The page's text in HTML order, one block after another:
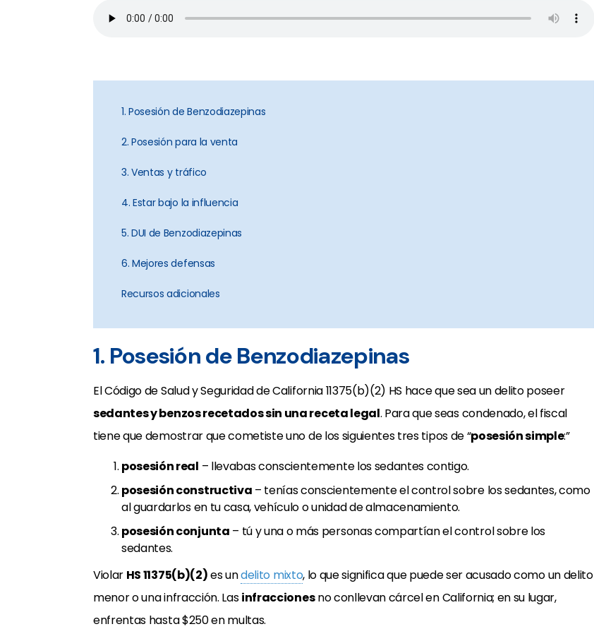
1. Posesión de Benzodiazepinas
2. Posesión para la venta
3. Ventas y tráfico
4. Estar bajo la influencia
5. DUI de Benzodiazepinas
6. Mejores defensas
Recursos adicionales
1. Posesión de Benzodiazepinas
El Código de Salud y Seguridad de California 11375(b)(2) HS hace que sea un delito poseer
sedantes y benzos recetados sin una receta legal. Para que seas condenado, el fiscal
tiene que demostrar que cometiste uno de los siguientes tres tipos de “posesión simple:”
posesión real – llevabas conscientemente los sedantes contigo.
posesión constructiva – tenías conscientemente el control sobre los sedantes, como
al guardarlos en tu casa, vehículo o unidad de almacenamiento.
posesión conjunta – tú y una o más personas compartían el control sobre los
sedantes.
Violar HS 11375(b)(2)es undelito mixto, lo que significa que puede ser acusado como un delito
menor o una infracción. Lasinfraccionesno conllevan cárcel en California; en su lugar,
enfrentas hasta $250 en multas.